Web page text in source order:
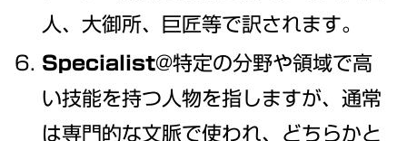
人、大御所、巨匠等で訳されます。
Specialist@特定の分野や領域で高
い技能を持つ人物を指しますが、通常
は専門的な文脈で使われ、どちらかと